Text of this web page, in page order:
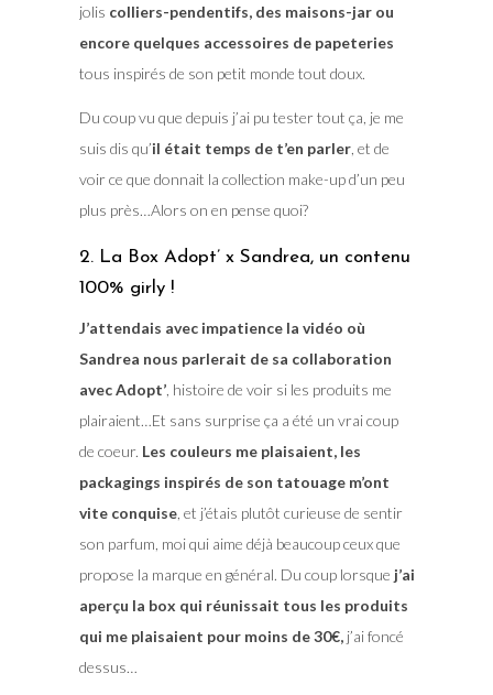
jolis colliers-pendentifs, des maisons-jar ou
encore quelques accessoires de papeteries
tous inspirés de son petit monde tout doux.
Du coup vu que depuis j’ai pu tester tout ça, je me
suis dis qu’il était temps de t’en parler, et de
voir ce que donnait la collection make-up d’un peu
plus près…Alors on en pense quoi?
2. La Box Adopt’ x Sandrea, un contenu
100% girly !
J’attendais avec impatience la vidéo où
Sandrea nous parlerait de sa collaboration
avec Adopt’, histoire de voir si les produits me
plairaient…Et sans surprise ça a été un vrai coup
de coeur. Les couleurs me plaisaient, les
packagings inspirés de son tatouage m’ont
vite conquise, et j’étais plutôt curieuse de sentir
son parfum, moi qui aime déjà beaucoup ceux que
propose la marque en général. Du coup lorsque j’ai
aperçu la box qui réunissait tous les produits
qui me plaisaient pour moins de 30€,j’ai foncé
dessus…